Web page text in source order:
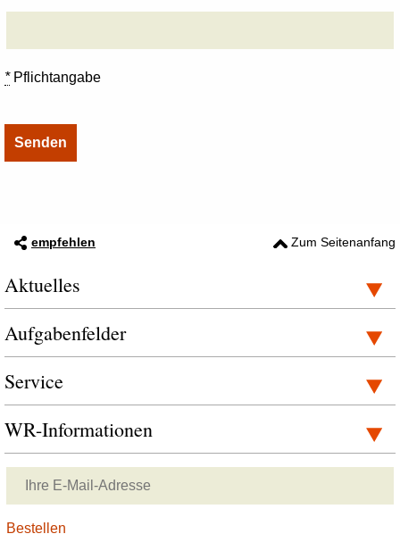
*Pflichtangabe
empfehlen Zum Seitenanfang
Aktuelles
Aufgabenfelder
Service
WR-Informationen